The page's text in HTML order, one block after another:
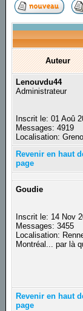
Auteur
Lenouvdu44
Administrateur
Inscrit le: 01 Aoû
Messages: 4919
Localisation:
Revenir en haut
page
Goudie
Inscrit le: 14 Nov
Messages: 3455
Localisation:
Montréal... par là
Revenir en haut
page